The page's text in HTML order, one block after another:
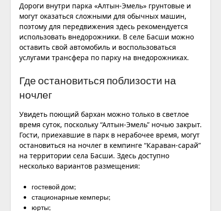
Дороги внутри парка «Алтын-Эмель» грунтовые и
могут оказаться сложными для обычных машин,
поэтому для передвижения здесь рекомендуется
использовать внедорожники. В селе Басши можно
оставить свой автомобиль и воспользоваться
услугами трансфера по парку на внедорожниках.
Где остановиться поблизости на
ночлег
Увидеть поющий бархан можно только в светлое
время суток, поскольку “Алтын-Эмель” ночью закрыт.
Гости, приехавшие в парк в нерабочее время, могут
остановиться на ночлег в кемпинге “Караван-сарай”
на территории села Басши. Здесь доступно
несколько вариантов размещения:
гостевой дом;
стационарные кемперы;
юрты;